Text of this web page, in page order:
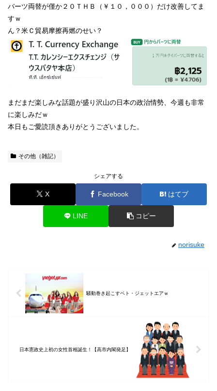
バーツ両替が僅か２０ＴＨＢ（￥１０，０００）だけ改善してま
すｗ
ん？米Ｃ貿易摩擦再燃のせい？
まだまだ楽しみな話題が盛り沢山の日本の政治情勢、今週も非常
に楽しみだｗ
本日もご愛読頂きありがとうございました。
その他（雑記）
シェアする
X Facebook はてブ
LINE コピー
norisuke
騒動巻き起こすベト・ジェットエアｗ
日本憲政史上初の女性首相誕生！【高市内閣発足】